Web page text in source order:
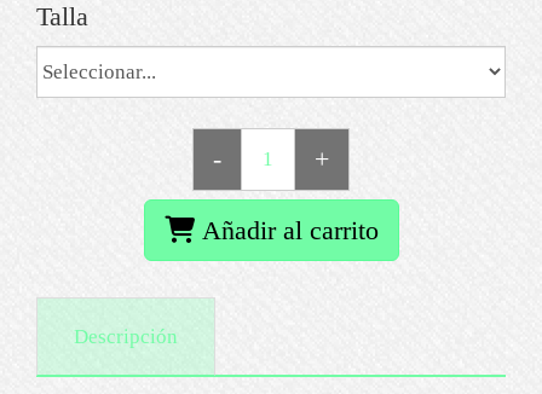
Talla
- +
Añadir al carrito
Descripción